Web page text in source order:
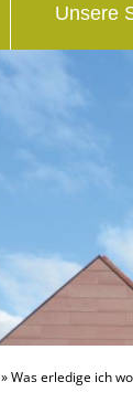
Unsere
»Was erledige ich